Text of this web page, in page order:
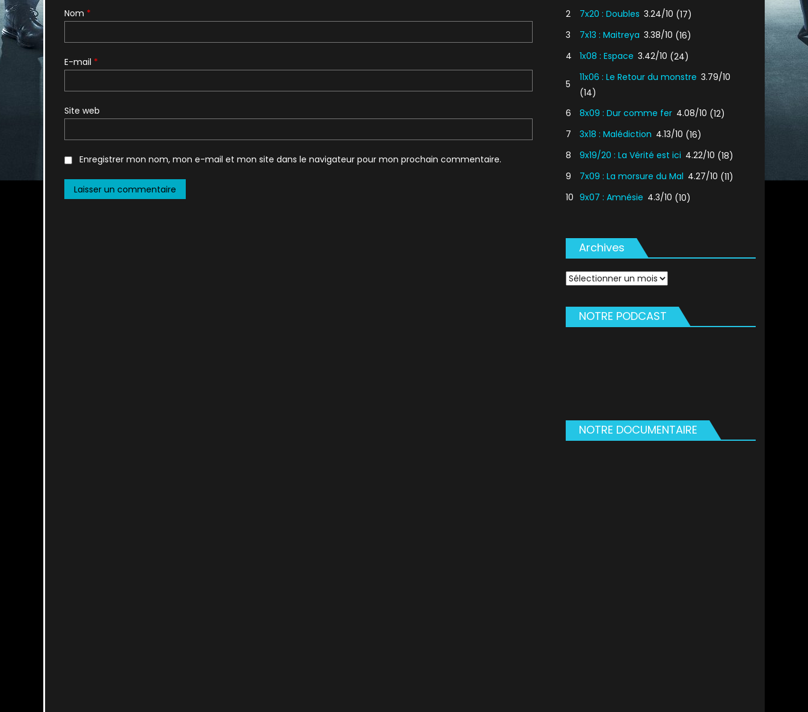
Nom *
E-mail *
Site web
Enregistrer mon nom, mon e-mail et mon site dans le navigateur pour mon prochain commentaire.
2
7x20 : Doubles 3.24/10 (17)
3
7x13 : Maitreya 3.38/10 (16)
4
1x08 : Espace 3.42/10 (24)
5
11x06 : Le Retour du monstre 3.79/10
(14)
6
8x09 : Dur comme fer 4.08/10 (12)
7
3x18 : Malédiction 4.13/10 (16)
8
9x19/20 : La Vérité est ici 4.22/10 (18)
9
7x09 : La morsure du Mal 4.27/10 (11)
10 9x07 : Amnésie 4.3/10 (10)
Archives
Archives
NOTRE PODCAST
NOTRE DOCUMENTAIRE